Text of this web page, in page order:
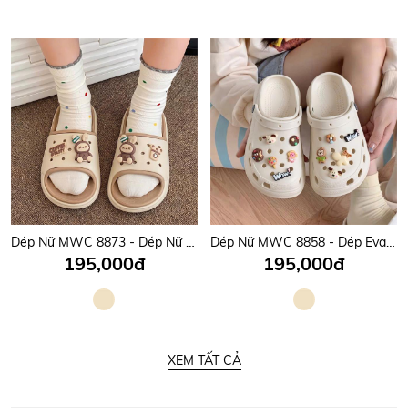
Dép Nữ MWC 8873 - Dép Nữ Quai Ngang Bản To Đính Charm Gấu, Coffe Êm Chân, Dễ Thương, Năng Động.
195,000đ
Dép Nữ MWC 8858 - Dép Eva Nữ Gắn Charm Chữ Nổi, Hoa, Thú Cưng Dễ Thương, Đi Học, Đi Chơi Cực Xinh.
195,000đ
XEM TẤT CẢ